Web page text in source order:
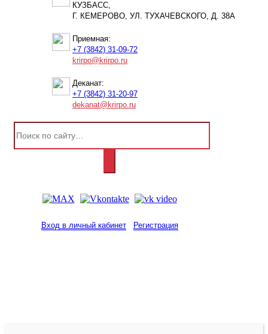
КУЗБАСС,
Г. КЕМЕРОВО, УЛ. ТУХАЧЕВСКОГО, Д. 38А
Приемная:
+7 (3842) 31-09-72
krirpo@krirpo.ru
Деканат:
+7 (3842) 31-20-97
dekanat@krirpo.ru
Вход в личный кабинет Регистрация